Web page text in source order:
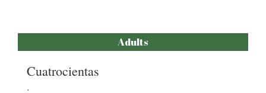
Adults
Cuatrocientas
.